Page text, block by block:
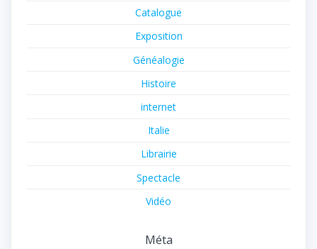
Catalogue
Exposition
Généalogie
Histoire
internet
Italie
Librairie
Spectacle
Vidéo
Méta